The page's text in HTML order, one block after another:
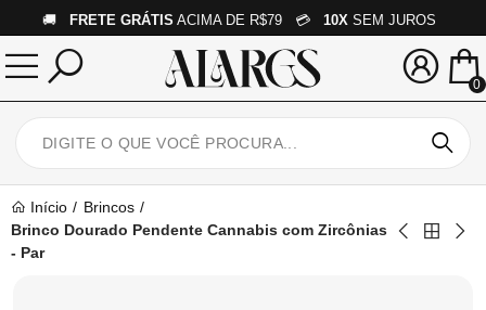
🚚 FRETE GRÁTIS ACIMA DE R$79 💳 10X SEM JUROS
0
Início
Brincos
Brinco Dourado Pendente Cannabis com Zircônias
- Par